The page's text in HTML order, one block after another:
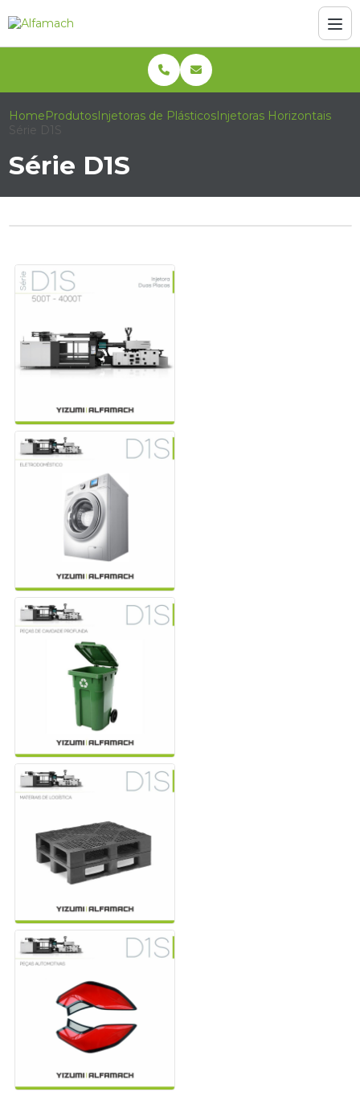
HomeProdutosInjetoras de PlásticosInjetoras Horizontais
Série D1S
Série D1S